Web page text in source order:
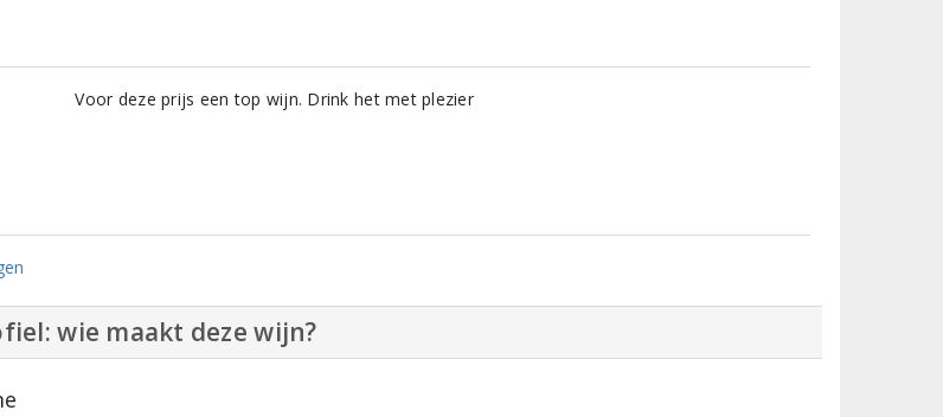
Voor deze prijs een top wijn. Drink het met plezier
wie maakt deze wijn?